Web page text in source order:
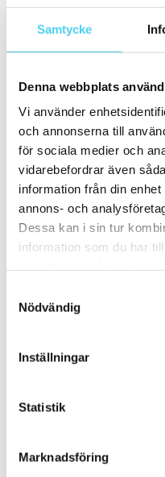
Samtycke
Denna webbplats
Vi använder
och annonserna till
för sociala medier och
vidarebefordrar även
information från din
annons- och
Dessa kan i sin tur
information som du har
Nödvändig
Inställningar
Statistik
Marknadsföring
ca 10x20
ca 10x30
ca 15x (8)
12.5x25 cm
13x6.5 cm
ca 15x15
15x30 cm
15x45 cm
ca 20x
(7)
ca 20x20
20x5 cm(1)
20x10 cm
(2)
20x25 cm(1)
ca 20x60
Mellan (25 - 50 cm)